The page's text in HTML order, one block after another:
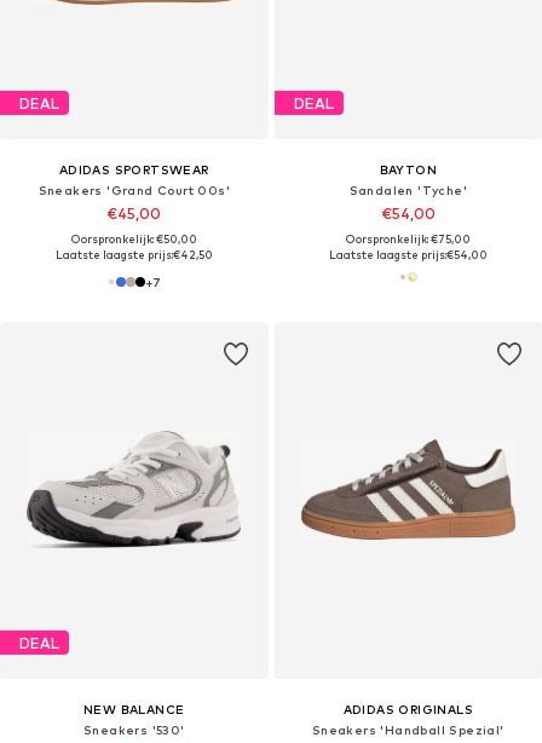
DEAL
ADIDAS SPORTSWEAR
Sneakers 'Grand Court 00s'
€45,00
Oorspronkelijk: €50,00
Laatste laagste prijs:€42,50
+7
DEAL
BAYTON
Sandalen 'Tyche'
€54,00
Oorspronkelijk: €75,00
Laatste laagste prijs:€54,00
DEAL
NEW BALANCE
Sneakers '530'
ADIDAS ORIGINALS
Sneakers 'Handball Spezial'